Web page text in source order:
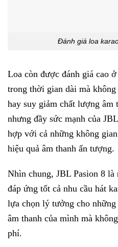
Đánh giá loa
Loa còn được đánh giá cao
trong thời gian dài mà
hay suy giảm chất lượng âm
nhưng đầy sức mạnh của
hợp với cả những không
hiệu quả âm thanh ấn tượng.
Nhìn chung, JBL Pasion 8 là
đáp ứng tốt cả nhu cầu hát
lựa chọn lý tưởng cho những
âm thanh của mình mà
phí.